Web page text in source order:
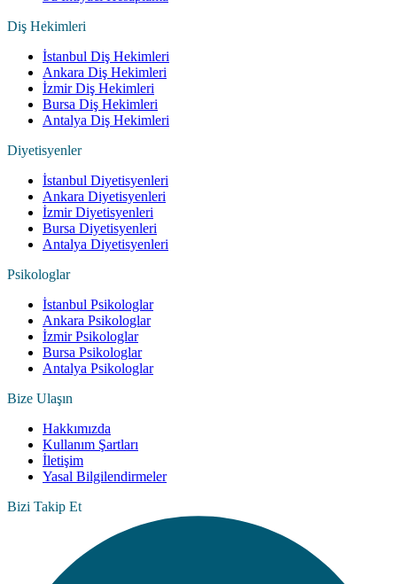
Diş Hekimleri
İstanbul Diş Hekimleri
Ankara Diş Hekimleri
İzmir Diş Hekimleri
Bursa Diş Hekimleri
Antalya Diş Hekimleri
Diyetisyenler
İstanbul Diyetisyenleri
Ankara Diyetisyenleri
İzmir Diyetisyenleri
Bursa Diyetisyenleri
Antalya Diyetisyenleri
Psikologlar
İstanbul Psikologlar
Ankara Psikologlar
İzmir Psikologlar
Bursa Psikologlar
Antalya Psikologlar
Bize Ulaşın
Hakkımızda
Kullanım Şartları
İletişim
Yasal Bilgilendirmeler
Bizi Takip Et